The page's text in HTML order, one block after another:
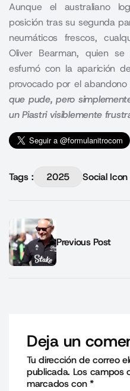
Aunque el australiano
posición tras su segunda
neumáticos frescos,
Oliver Bearman, quien
esfumó con la aparición
provocado por el abandono
que pude, pero
un Piastri visiblemente
Tags : 2025 Social Icon
Previous Post
Deja un
Tu dirección de correo
publicada. Los campos
marcados con*